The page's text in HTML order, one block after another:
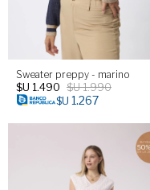
Sweater preppy - marino
$U 1.490 $U1.990
$U 1.267